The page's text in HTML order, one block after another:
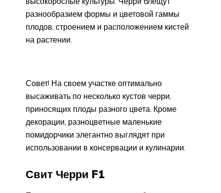
разнообразием формы и цветовой гаммы
плодов, строением и расположением кистей
на растении.
Совет! На своем участке оптимально
высаживать по несколько кустов черри,
приносящих плоды разного цвета. Кроме
декорации, разноцветные маленькие
помидорчики элегантно выглядят при
использовании в консервации и кулинарии.
Свит Черри F1